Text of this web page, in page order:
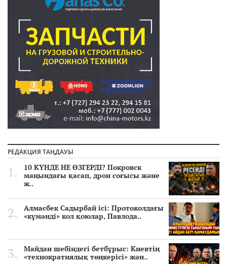
РЕДАКЦИЯ ТАҢДАУЫ
10 КҮНДЕ НЕ ӨЗГЕРДІ? Покровск
маңындағы қасап, дрон соғысы және
ж..
Алмасбек Садырбай ісі: Протоколдағы
«күмәнді» кол қоюлар, Павлода..
Майдан шебіндегі бетбұрыс: Киевтің
«технократиялық төңкерісі» жән..